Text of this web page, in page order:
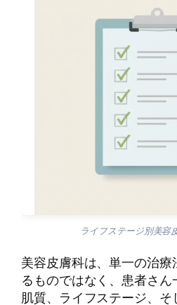
ライフステージ別美容
美容皮膚科は、単一の治
るものではなく、患者さん
肌質、ライフステージ、